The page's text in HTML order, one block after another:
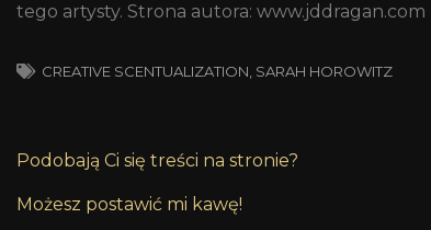
tego artysty. Strona autora: www.jddragan.com
CREATIVE SCENTUALIZATION, SARAH HOROWITZ
Podobają Ci się treści na stronie?
Możesz postawić mi kawę!